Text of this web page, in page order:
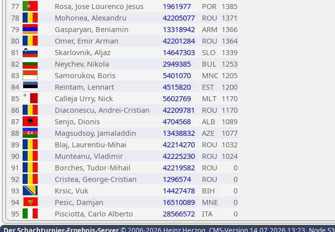
77
Rosa, Jose Lourenco Jesus 1961977 POR 1385
78
Mohonea, Alexandru 42205077 ROU 1371
79
Gasparyan, Beniamin 13318942 ARM 1366
80
Omer, Emir Arman 42201284 ROU 1364
81
Skarlovnik, Aljaz 14647303 SLO
1339
82
Neychev, Nikola 2949385 BUL 1253
83
Samorukov, Boris 5401070 MNC 1205
84
Reintam, Lennart 4515820 EST
1200
85
Calleja Urry, Nick 5602769 MLT 1170
86
Diaconescu, Andrei-Cristian 42209781 ROU 1170
87
Senjo, Dionis 4704568 ALB
1089
88
Magsudsoy, Jamaladdin 13438832 AZE
1077
89
Blaj, Laurentiu-Mihai 42214270 ROU 1032
90
Munteanu, Vladimir 42225230 ROU 1024
91
Borches, Tudor-Mihail 42219582 ROU
0
92
Cristea, George-Cristian 1296574 ROU
0
93
Krsic, Vuk 14427478 BIH
0
94
Pesic, Damjan 16510089 MNE
0
95
Pisciotta, Carlo Alberto 28566572 ITA 0